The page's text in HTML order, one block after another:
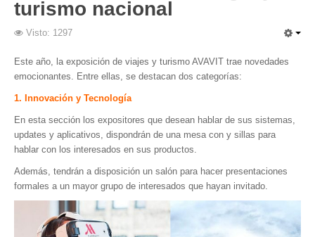
turismo nacional
Visto: 1297
Este año, la exposición de viajes y turismo AVAVIT trae novedades
emocionantes. Entre ellas, se destacan dos categorías:
1. Innovación y Tecnología
En esta sección los expositores que desean hablar de sus sistemas,
updates y aplicativos, dispondrán de una mesa con y sillas para
hablar con los interesados en sus productos.
Además, tendrán a disposición un salón para hacer presentaciones
formales a un mayor grupo de interesados que hayan invitado.